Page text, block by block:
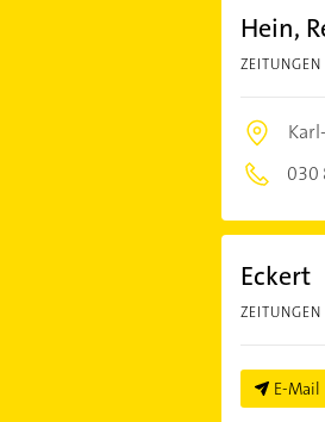
Hein,
030
Eckert
E-Mail